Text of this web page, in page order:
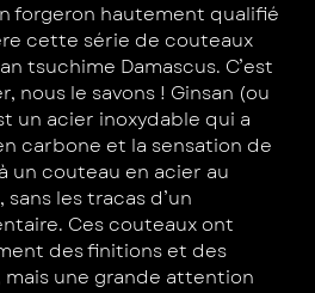
forgeron hautement qualifié
cette série de couteaux
tsuchime Damascus. C’est
nous le savons ! Ginsan (ou
un acier inoxydable qui a
carbone et la sensation de
un couteau en acier au
les tracas d’un
Ces couteaux ont
des finitions et des
une grande attention